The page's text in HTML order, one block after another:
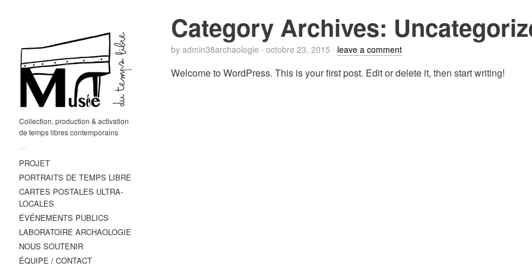
Collection, production & activation
de temps libres contemporains
—
PROJET
PORTRAITS DE TEMPS LIBRE
CARTES POSTALES ULTRA-
LOCALES
ÉVÉNEMENTS PUBLICS
LABORATOIRE ARCHAOLOGIE
NOUS SOUTENIR
ÉQUIPE / CONTACT
Category Archives:
by admin38archaologie · octobre 23, 2015 · leave a comment
Welcome to WordPress. This is your first post. Edit or delete it, then start writing!